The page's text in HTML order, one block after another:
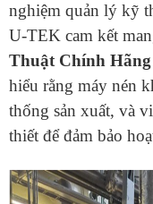
nghiệm quản lý kỹ
U-TEK cam kết
Thuật Chính Hãng
hiểu rằng máy nén
thống sản xuất, và
thiết để đảm bảo